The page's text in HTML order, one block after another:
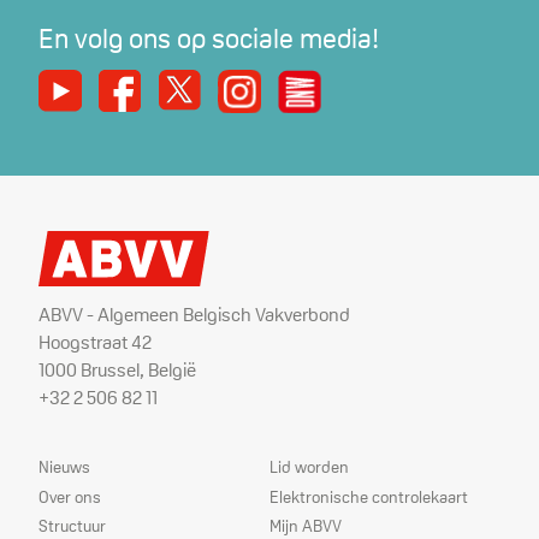
En volg ons op sociale media!
Youtube Facebook
X InstagramDe Nieuwe Werker
ABVV - Algemeen Belgisch Vakverbond
Hoogstraat 42
1000 Brussel, België
+32 2 506 82 11
Sitemap
Nieuws
Over ons
Structuur
Dienstverlening
Lid worden
Elektronische controlekaart
Mijn ABVV